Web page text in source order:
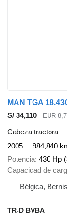
MAN TGA
S/ 34,110
EUR
Cabeza tractora
2005
984,840
Potencia 430 Hp
Capacidad de
Bélgica,
TR-D BVBA